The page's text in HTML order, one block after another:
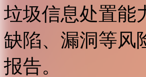
垃圾信息处置能
缺陷、漏洞等风
报告。